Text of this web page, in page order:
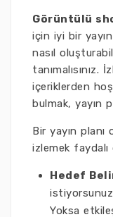
Görüntülü
için iyi bir
nasıl
tanımalısınız.
içeriklerden
bulmak, yayın
Bir yayın planı
izlemek faydalı
Hedef
Yoksa